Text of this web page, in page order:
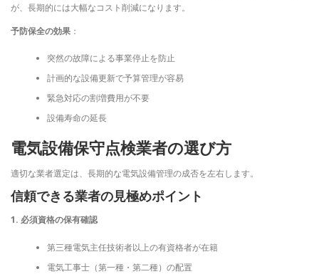
が、長期的には大幅なコスト削減になります。
予防保全の効果 ：
突然の故障による事業停止を防止
計画的な設備更新で予算管理が容易
緊急対応の割増費用が不要
設備寿命の延長
電気設備保守点検業者の選び方
適切な業者選定は、長期的な電気設備管理の成否を左右します。
信頼できる業者の見極めポイント
1. 必須資格の保有確認
第三種電気主任技術者以上の有資格者が在籍
電気工事士（第一種・第二種）の配置